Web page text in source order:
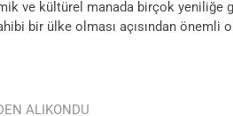
ve kültürel manada birçok
bir ülke olması açısından önemli
ALIKONDU